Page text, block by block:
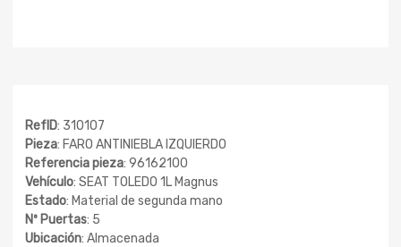
RefID: 310107
Pieza: FARO ANTINIEBLA IZQUIERDO
Referencia pieza: 96162100
Vehículo: SEAT TOLEDO 1L Magnus
Estado: Material de segunda mano
Nº Puertas: 5
Ubicación: Almacenada